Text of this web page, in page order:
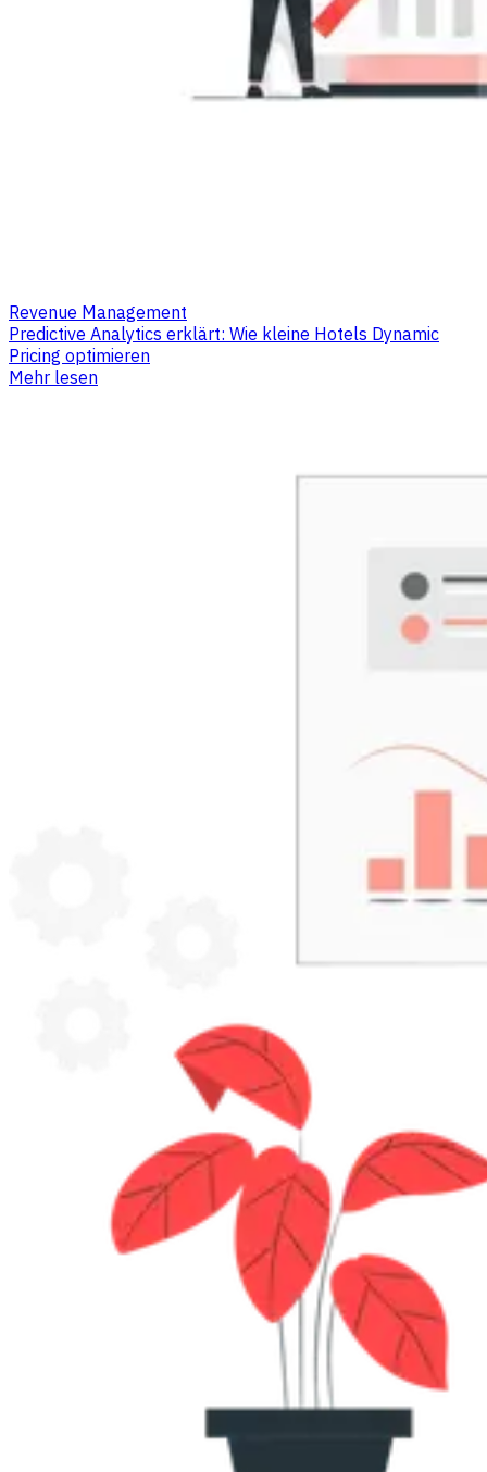
Revenue Management
Predictive Analytics erklärt: Wie kleine Hotels Dynamic
Pricing optimieren
Mehr lesen